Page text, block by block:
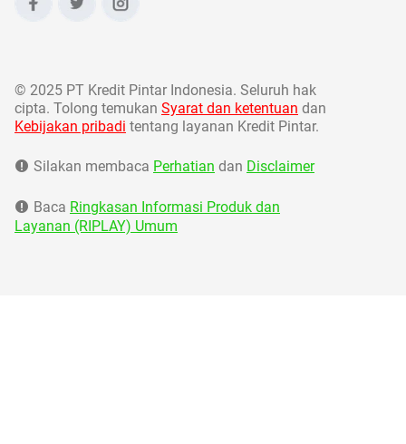
© 2025 PT Kredit Pintar Indonesia. Seluruh hak
cipta. Tolong temukan Syarat dan ketentuan dan
Kebijakan pribadi tentang layanan Kredit Pintar.
Silakan membaca Perhatian dan Disclaimer
Baca Ringkasan Informasi Produk dan
Layanan (RIPLAY) Umum